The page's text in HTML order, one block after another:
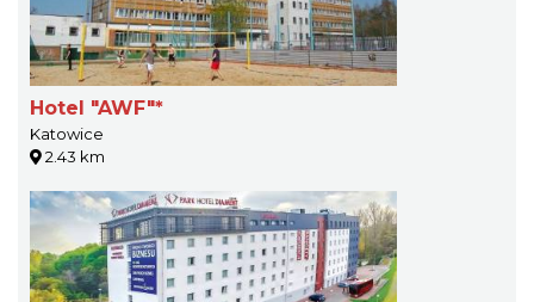
Hotel "AWF"*
Katowice
2.43 km